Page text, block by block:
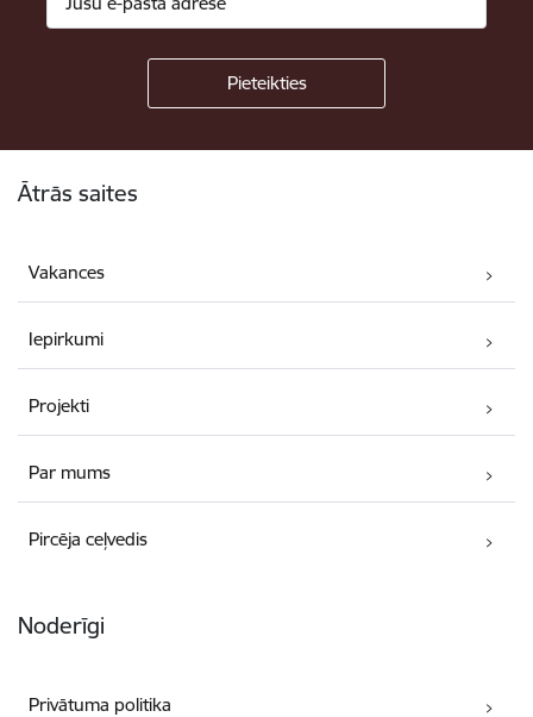
Ātrās saites
Vakances
Iepirkumi
Projekti
Par mums
Pircēja ceļvedis
Noderīgi
Privātuma politika